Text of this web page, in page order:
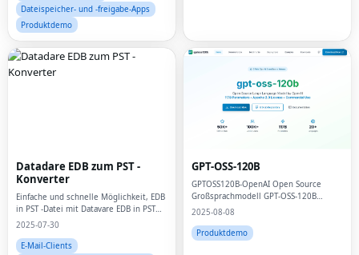
Dateispeicher- und -freigabe-Apps
Produktdemo
Datadare EDB zum PST -
Konverter
Einfache und schnelle Möglichkeit, EDB
in PST -Datei mit Datavare EDB in PST
Converter umzuwandeln
2025-07-30
E-Mail-Clients
GPT-OSS-120B
GPTOSS120B-OpenAI Open Source
Großsprachmodell GPT-OSS-120B
Offizieller Standort
2025-08-08
Produktdemo